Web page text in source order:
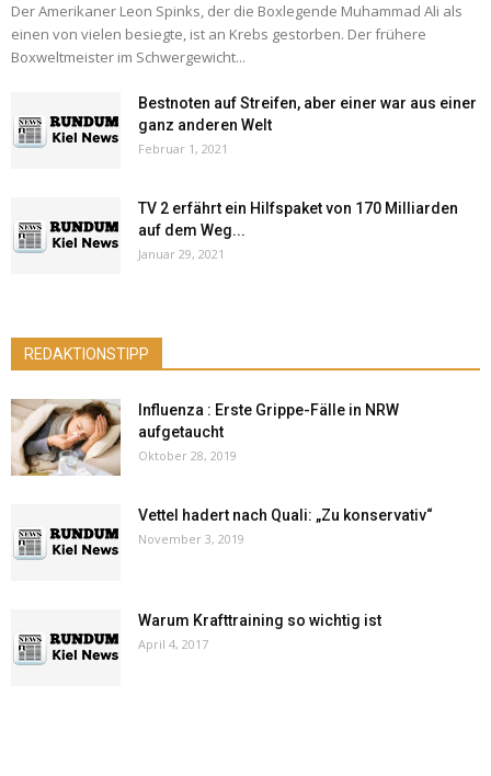
Der Amerikaner Leon Spinks, der die Boxlegende Muhammad Ali als
einen von vielen besiegte, ist an Krebs gestorben. Der frühere
Boxweltmeister im Schwergewicht...
Bestnoten auf Streifen, aber einer war aus einer
ganz anderen Welt
Februar 1, 2021
TV 2 erfährt ein Hilfspaket von 170 Milliarden
auf dem Weg...
Januar 29, 2021
REDAKTIONSTIPP
Influenza : Erste Grippe-Fälle in NRW
aufgetaucht
Oktober 28, 2019
Vettel hadert nach Quali: „Zu konservativ“
November 3, 2019
Warum Krafttraining so wichtig ist
April 4, 2017